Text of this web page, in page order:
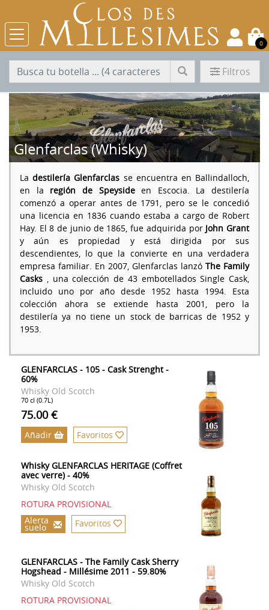
0
Filtros
Glenfarclas (Whisky)
Ladestilería Glenfarclas se encuentra en Ballindalloch,
en la región de Speysideen Escocia. La destilería
comenzó a operar antes de 1791, pero se le concedió
una licencia en 1836 cuando estaba a cargo de Robert
Hay. El 8 de junio de 1865, fue adquirida por John Grant
y aún es propiedad y está dirigida por sus
descendientes, lo que la convierte en una verdadera
empresa familiar. En 2007, Glenfarclas lanzó The Family
Casks , una colección de 43 embotellados Single Cask,
incluido uno por año desde 1952 hasta 1994. Esta
colección ahora se extiende hasta 2001, pero la
destilería ya no tiene un stock de barricas de 1952 y
1953.
GLENFARCLAS - 105 - Cask Strenght -
60%
Whisky Old Scotch
70 cl (0.7L)
75.00 €
Añadir Favoritos
Whisky GLENFARCLAS HERITAGE (Coffret
avec verre) - 40%
Whisky Old Scotch
ROTURA PROVISIONAL
Alerta
suelo Favoritos
GLENFARCLAS - The Family Cask Sherry
Hogshead - Millésime 2011 - 59.80%
Whisky Old Scotch
ROTURA PROVISIONAL